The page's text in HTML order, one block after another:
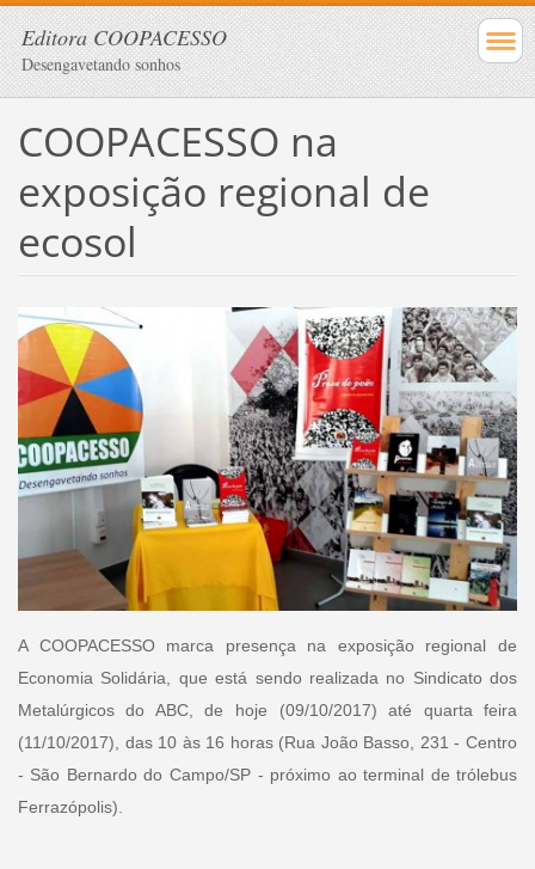
Editora COOPACESSO
Desengavetando sonhos
COOPACESSO na
exposição regional de
ecosol
A COOPACESSO marca presença na exposição regional de
Economia Solidária, que está sendo realizada no Sindicato dos
Metalúrgicos do ABC, de hoje (09/10/2017) até quarta feira
(11/10/2017), das 10 às 16 horas (Rua João Basso, 231 - Centro
- São Bernardo do Campo/SP - próximo ao terminal de trólebus
Ferrazópolis).